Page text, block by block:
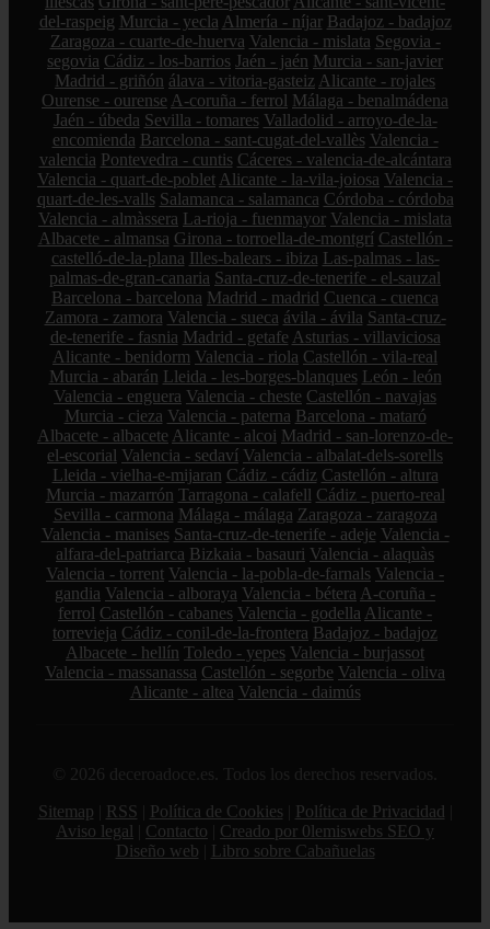
del-raspeig Murcia - yecla Almería - níjar Badajoz - badajoz
Zaragoza - cuarte-de-huerva Valencia - mislata Segovia -
segovia Cádiz - los-barrios Jaén - jaén Murcia - san-javier
Madrid - griñón álava - vitoria-gasteiz Alicante - rojales
Ourense - ourense A-coruña - ferrol Málaga - benalmádena
Jaén - úbeda Sevilla - tomares Valladolid - arroyo-de-la-
encomienda Barcelona - sant-cugat-del-vallès Valencia -
valencia Pontevedra - cuntis Cáceres - valencia-de-alcántara
Valencia - quart-de-poblet Alicante - la-vila-joiosa Valencia -
quart-de-les-valls Salamanca - salamanca Córdoba - córdoba
Valencia - almàssera La-rioja - fuenmayor Valencia - mislata
Albacete - almansa Girona - torroella-de-montgrí Castellón -
castelló-de-la-plana Illes-balears - ibiza Las-palmas - las-
palmas-de-gran-canaria Santa-cruz-de-tenerife - el-sauzal
Barcelona - barcelona Madrid - madrid Cuenca - cuenca
Zamora - zamora Valencia - sueca ávila - ávila Santa-cruz-
de-tenerife - fasnia Madrid - getafe Asturias - villaviciosa
Alicante - benidorm Valencia - riola Castellón - vila-real
Murcia - abarán Lleida - les-borges-blanques León - león
Valencia - enguera Valencia - cheste Castellón - navajas
Murcia - cieza Valencia - paterna Barcelona - mataró
Albacete - albacete Alicante - alcoi Madrid - san-lorenzo-de-
el-escorial Valencia - sedaví Valencia - albalat-dels-sorells
Lleida - vielha-e-mijaran Cádiz - cádiz Castellón - altura
Murcia - mazarrón Tarragona - calafell Cádiz - puerto-real
Sevilla - carmona Málaga - málaga Zaragoza - zaragoza
Valencia - manises Santa-cruz-de-tenerife - adeje Valencia -
alfara-del-patriarca Bizkaia - basauri Valencia - alaquàs
Valencia - torrent Valencia - la-pobla-de-farnals Valencia -
gandia Valencia - alboraya Valencia - bétera A-coruña -
ferrol Castellón - cabanes Valencia - godella Alicante -
torrevieja Cádiz - conil-de-la-frontera Badajoz - badajoz
Albacete - hellín Toledo - yepes Valencia - burjassot
Valencia - massanassa Castellón - segorbe Valencia - oliva
Alicante - altea Valencia - daimús
© 2026 deceroadoce.es. Todos los derechos reservados.
Sitemap
RSS Política de Cookies Política de Privacidad
Aviso legal
Contacto
Creado por 0lemiswebs SEO y
Diseño web
Libro sobre Cabañuelas